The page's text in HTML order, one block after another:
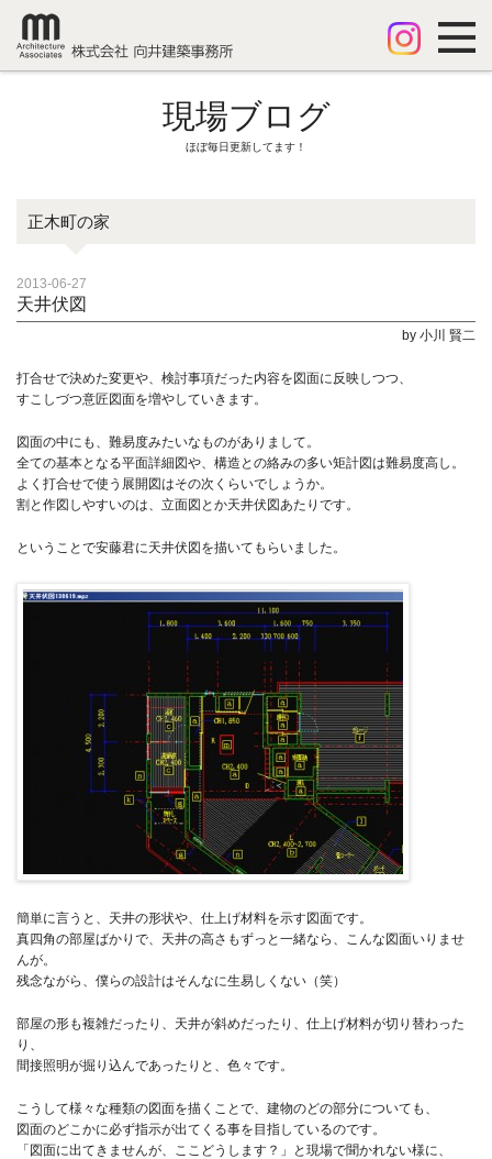
現場ブログ
ほぼ毎日更新してます！
正木町の家
2013-06-27
天井伏図
by 小川 賢二
打合せで決めた変更や、検討事項だった内容を図面に反映しつつ、
すこしづつ意匠図面を増やしていきます。
図面の中にも、難易度みたいなものがありまして。
全ての基本となる平面詳細図や、構造との絡みの多い矩計図は難易度高し。
よく打合せで使う展開図はその次くらいでしょうか。
割と作図しやすいのは、立面図とか天井伏図あたりです。
ということで安藤君に天井伏図を描いてもらいました。
簡単に言うと、天井の形状や、仕上げ材料を示す図面です。
真四角の部屋ばかりで、天井の高さもずっと一緒なら、こんな図面いりませ
んが。
残念ながら、僕らの設計はそんなに生易しくない（笑）
部屋の形も複雑だったり、天井が斜めだったり、仕上げ材料が切り替わった
り、
間接照明が掘り込んであったりと、色々です。
こうして様々な種類の図面を描くことで、建物のどの部分についても、
図面のどこかに必ず指示が出てくる事を目指しているのです。
「図面に出てきませんが、ここどうします？」と現場で聞かれない様に、